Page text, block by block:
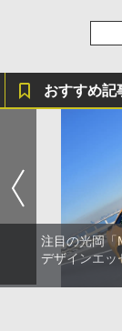
おすすめ記
注目の光岡「
デザインエッ